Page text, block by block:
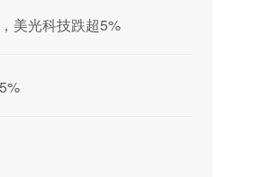
美光科技跌超5%